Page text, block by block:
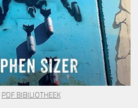
PDF BIBILIOTHEEK